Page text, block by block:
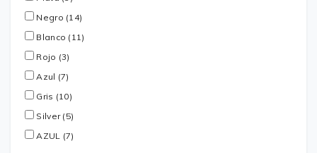
Negro (14)
Blanco (11)
Rojo (3)
Azul (7)
Gris (10)
Silver (5)
AZUL (7)